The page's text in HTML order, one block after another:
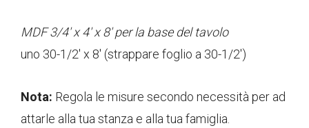
MDF 3/4' x 4' x 8' per la base del tavolo
uno 30-1/2' x 8' (strappare foglio a 30-1/2')
Nota: Regola le misure secondo necessità per ad
attarle alla tua stanza e alla tua famiglia.